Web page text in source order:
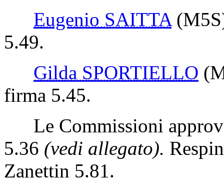
Eugenio SAITTA
5.49.
Gilda SPORTIELLO
firma 5.45.
Le Commissioni
5.36 (vedi allegato).
Zanettin 5.81.